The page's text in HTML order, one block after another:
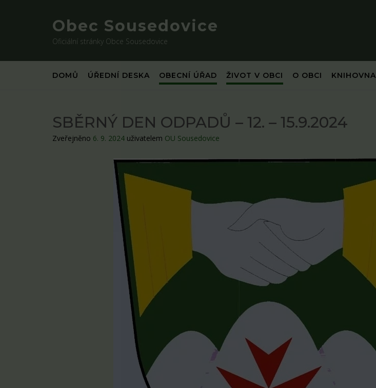
Obec Sousedovice
Oficiální stránky Obce Sousedovice
DOMŮ ÚŘEDNÍ DESKA OBECNÍ ÚŘAD ŽIVOT V OBCI O OBCI KNIHOVNA
SBĚRNÝ DEN ODPADŮ – 12. – 15.9.2024
Zveřejněno 6. 9. 2024 uživatelem OU Sousedovice